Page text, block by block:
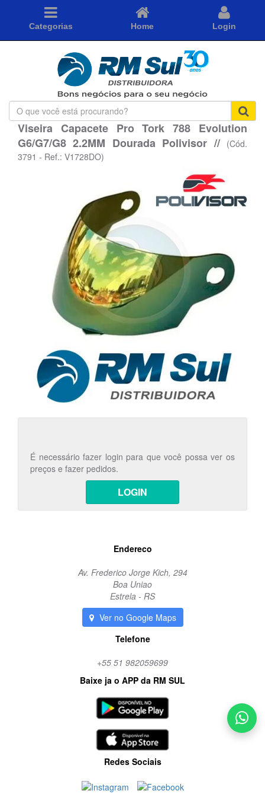
Categorias Home Login
O
que
você
está
procurando?
Viseira Capacete Pro Tork 788 Evolution
G6/G7/G8 2.2MM Dourada Polivisor // (Cód.
3791 - Ref.: V1728DO)
É necessário fazer login para que você possa ver os
preços e fazer pedidos.
LOGIN
Endereco
Av. Frederico Jorge Kich, 294
Boa Uniao
Estrela - RS
Ver no Google Maps
Telefone
+55 51 982059699
Baixe ja o APP da RM SUL
Redes Sociais